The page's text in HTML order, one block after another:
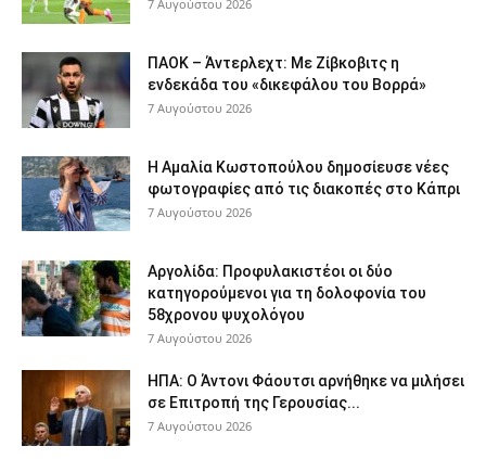
7 Αυγούστου 2026
ΠΑΟΚ – Άντερλεχτ: Με Ζίβκοβιτς η
ενδεκάδα του «δικεφάλου του Βορρά»
7 Αυγούστου 2026
Η Αμαλία Κωστοπούλου δημοσίευσε νέες
φωτογραφίες από τις διακοπές στο Κάπρι
7 Αυγούστου 2026
Αργολίδα: Προφυλακιστέοι οι δύο
κατηγορούμενοι για τη δολοφονία του
58χρονου ψυχολόγου
7 Αυγούστου 2026
ΗΠΑ: Ο Άντονι Φάουτσι αρνήθηκε να μιλήσει
σε Επιτροπή της Γερουσίας...
7 Αυγούστου 2026